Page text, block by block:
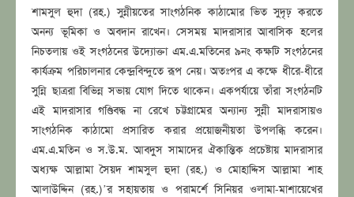
শামসুল হুদা (রহ.) সুন্নীয়তের সাংগঠনিক কাঠামোর ভিত সুদৃঢ় করতে
অনন্য ভূমিকা ও অবদান রাখেন। সেসময় মাদরাসার আবাসিক হলের
নিচতলায় ওই সংগঠনের উদ্যোক্তা এম.এ.মতিনের ৯নং কক্ষটি সংগঠনের
কার্যক্রম পরিচালনার কেন্দ্রবিন্দুতে রূপ নেয়। অতঃপর এ কক্ষে ধীরে-ধীরে
সুন্নি ছাত্ররা বিভিন্ন সভায় যোগ দিতে থাকেন। একপর্যায়ে তাঁরা সংগঠনটি
এই মাদরাসার গণ্ডিবদ্ধ না রেখে চট্টগ্রামের অন্যান্য সুন্নী মাদরাসায়ও
সাংগঠনিক কাঠামো প্রসারিত করার প্রয়োজনীয়তা উপলব্ধি করেন।
এম.এ.মতিন ও স.উ.ম. আবদুস সামাদের ঐকান্তিক প্রচেষ্টায় মাদরাসার
অধ্যক্ষ আল্লামা সৈয়দ শামসুল হুদা (রহ.) ও মোহাদ্দিস আল্লামা শাহ
আলাউদ্দিন (রহ.)’র সহায়তায় ও পরামর্শে সিনিয়র ওলামা-মাশায়েখের